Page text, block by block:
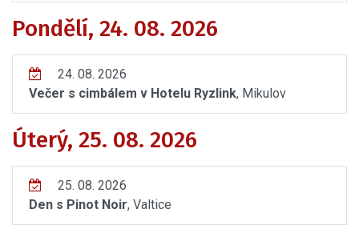
Pondělí, 24. 08. 2026
24. 08. 2026
Večer s cimbálem v Hotelu Ryzlink, Mikulov
Úterý, 25. 08. 2026
25. 08. 2026
Den s Pinot Noir, Valtice